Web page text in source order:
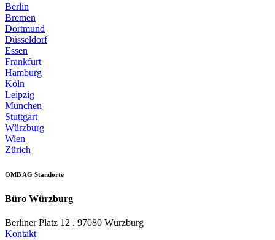
Berlin
Bremen
Dortmund
Düsseldorf
Essen
Frankfurt
Hamburg
Köln
Leipzig
München
Stuttgart
Würzburg
Wien
Zürich
OMB AG Standorte
Büro Würzburg
Berliner Platz 12 . 97080 Würzburg
Kontakt